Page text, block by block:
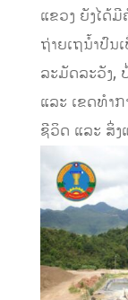
ແຂວງ ຍັງໄດ້
ຖ່າຍເຖນ້ຳປົນ
ລະມັດລະວັງ,
ແລະ ເຂດທຳ
ຊີວິດ ແລະ ສິ່